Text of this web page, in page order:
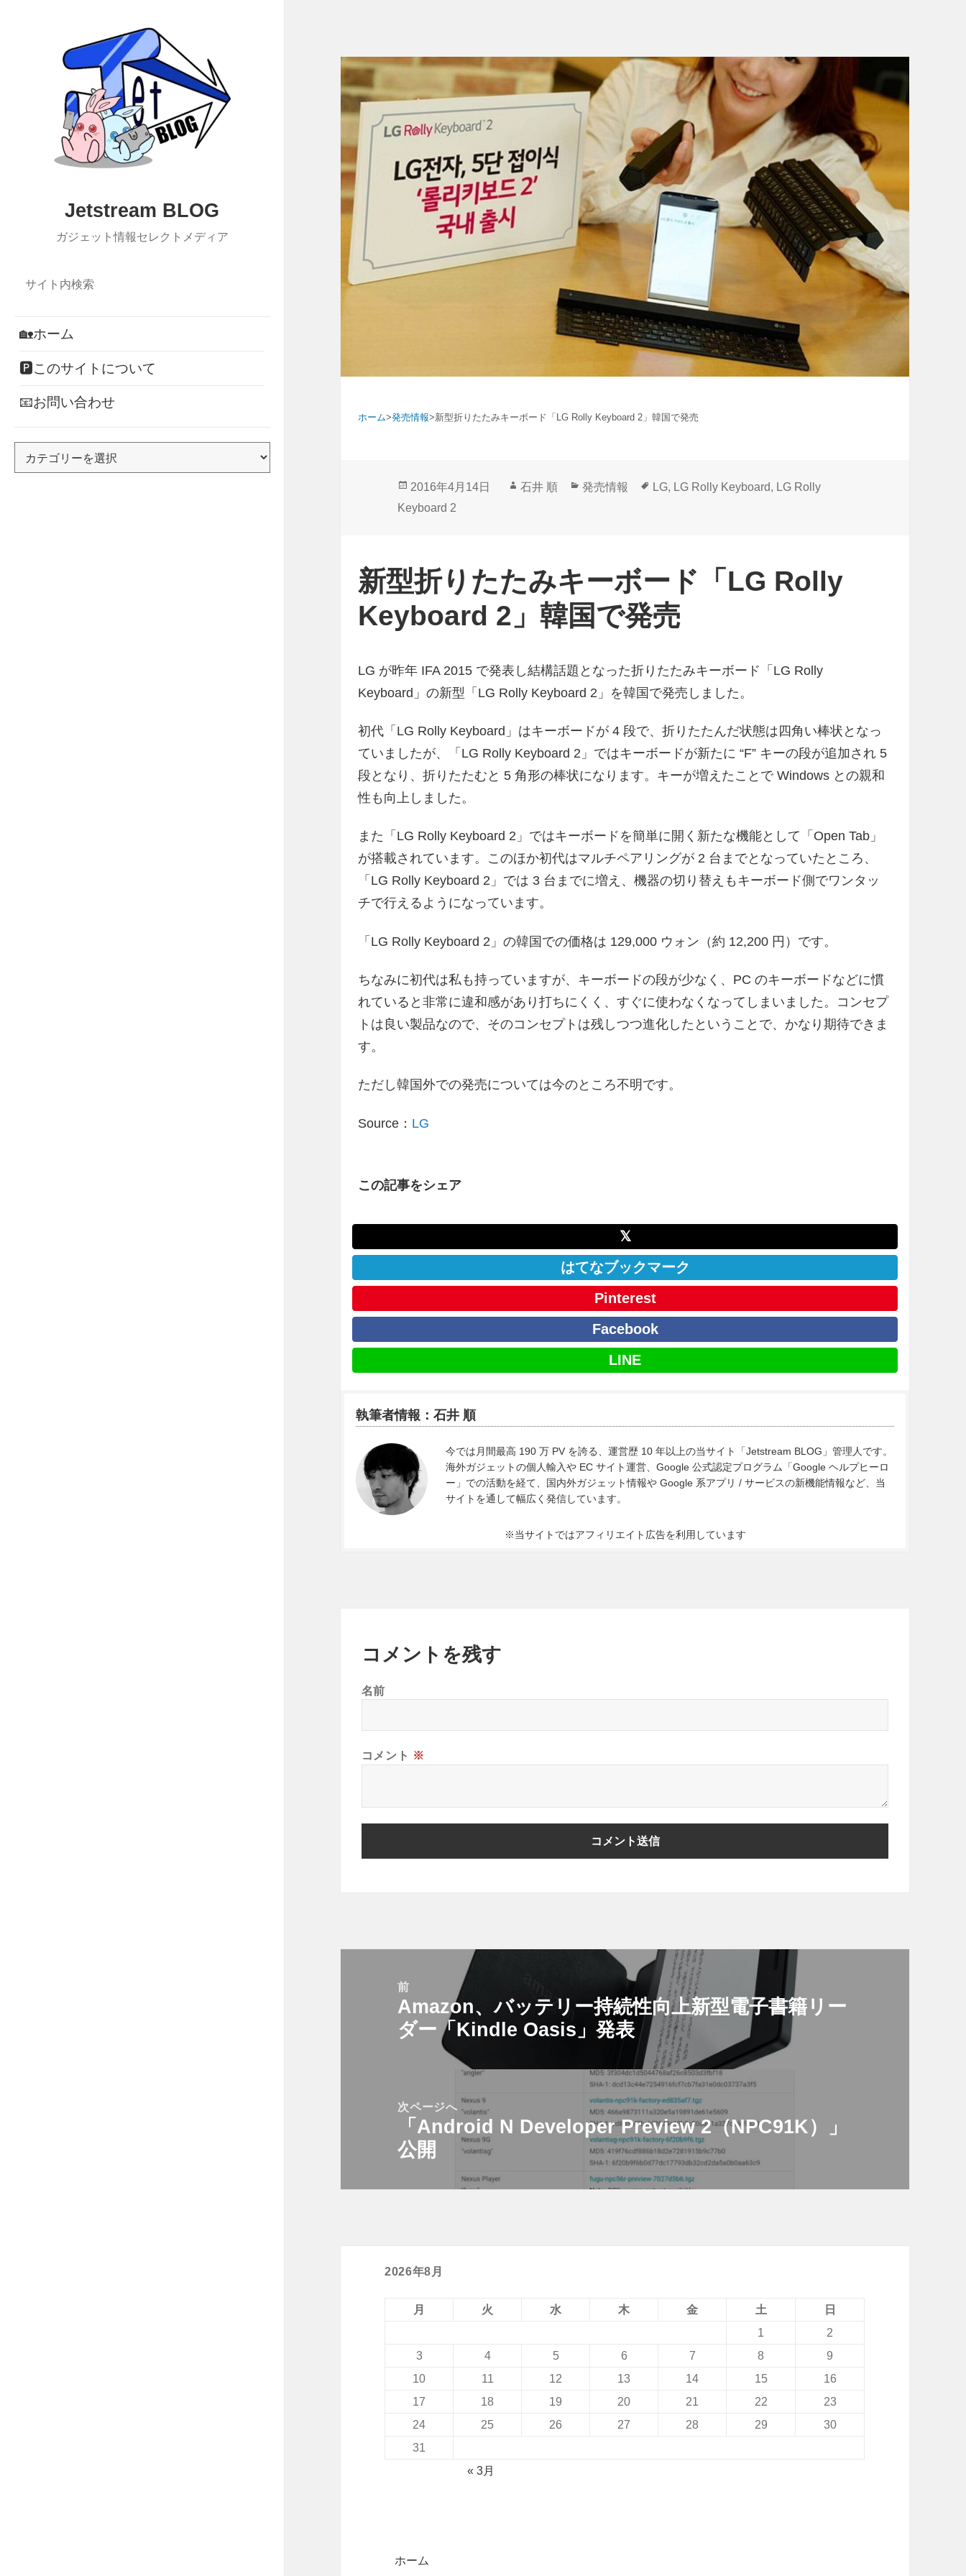
Jetstream BLOG
ガジェット情報セレクトメディア
🏡ホーム
🅿このサイトについて
📧お問い合わせ
ホーム>発売情報>新型折りたたみキーボード「LG Rolly Keyboard 2」韓国で発売
投
稿
2016年4月14日
作
石井 順
カ
発売情報
タ
LG, LG Rolly Keyboard, LG Rolly
Keyboard 2
新型折りたたみキーボード「LG Rolly
Keyboard 2」韓国で発売
LG が昨年 IFA 2015 で発表し結構話題となった折りたたみキーボード「LG Rolly
Keyboard」の新型「LG Rolly Keyboard 2」を韓国で発売しました。
初代「LG Rolly Keyboard」はキーボードが 4 段で、折りたたんだ状態は四角い棒状となっ
ていましたが、「LG Rolly Keyboard 2」ではキーボードが新たに “F” キーの段が追加され 5
段となり、折りたたむと 5 角形の棒状になります。キーが増えたことで Windows との親和
性も向上しました。
また「LG Rolly Keyboard 2」ではキーボードを簡単に開く新たな機能として「Open Tab」
が搭載されています。このほか初代はマルチペアリングが 2 台までとなっていたところ、
「LG Rolly Keyboard 2」では 3 台までに増え、機器の切り替えもキーボード側でワンタッ
チで行えるようになっています。
「LG Rolly Keyboard 2」の韓国での価格は 129,000 ウォン（約 12,200 円）です。
ちなみに初代は私も持っていますが、キーボードの段が少なく、PC のキーボードなどに慣
れていると非常に違和感があり打ちにくく、すぐに使わなくなってしまいました。コンセプ
トは良い製品なので、そのコンセプトは残しつつ進化したということで、かなり期待できま
す。
ただし韓国外での発売については今のところ不明です。
Source： LG
この記事をシェア
𝕏
はてなブックマーク
Pinterest
Facebook
LINE
執筆者情報：石井 順
今では月間最高 190 万 PV を誇る、運営歴 10 年以上の当サイト「Jetstream BLOG」管理人です。
海外ガジェットの個人輸入や EC サイト運営、Google 公式認定プログラム「Google ヘルプヒーロ
ー」での活動を経て、国内外ガジェット情報や Google 系アプリ / サービスの新機能情報など、当
サイトを通して幅広く発信しています。
※当サイトではアフィリエイト広告を利用しています
コメントを残す
名前
コメント ※
前
前
の
Amazon、バッテリー持続性向上新型電子書籍リー
ダー「Kindle Oasis」発表
次ページへ
次
の
稿:
「Android N Developer Preview 2（NPC91K）」
公開
2026年8月
月 火 水 木 金 土
日
1
2
3
4 5 6 7 8
9
10
11 12 13 14 15
16
17
18 19 20 21 22
23
24
25 26 27 28 29
30
31
« 3月
ホーム